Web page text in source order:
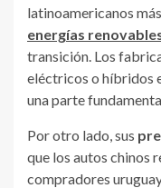
latinoamericanos
energías
transición. Los
eléctricos o híbridos
una parte
Por otro lado, sus
que los autos chinos
compradores